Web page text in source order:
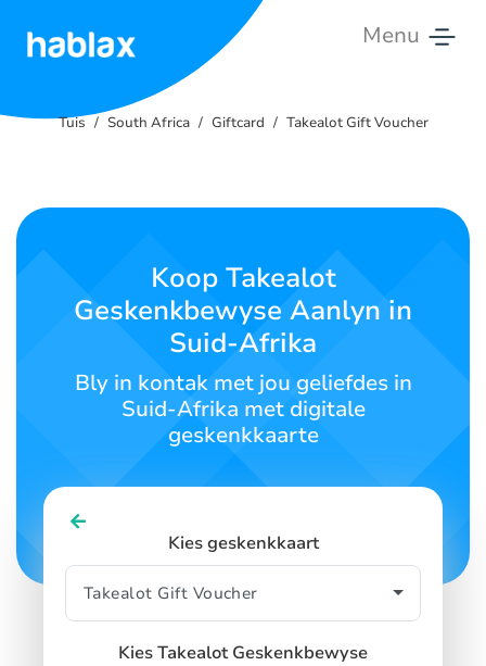
Menu
Tariewe
Kontak
Tuis South Africa Giftcard Takealot Gift Voucher
Koop Takealot
Geskenkbewyse Aanlyn in
Suid-Afrika
Bly in kontak met jou geliefdes in
Suid-Afrika met digitale
geskenkkaarte
Kies geskenkkaart
Kies Takealot Geskenkbewyse